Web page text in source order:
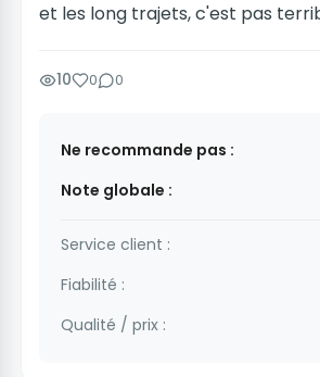
et les long trajets, c'est pas
10 0 0
Ne recommande pas :
Note globale :
Service client :
Fiabilité :
Qualité / prix :